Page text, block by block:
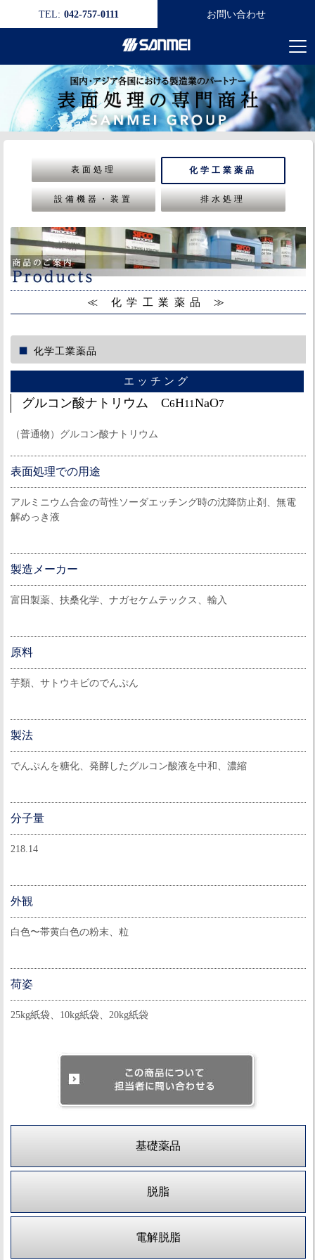
表面処理 化学工業薬品
設備機器・装置 排水処理
≪ 化学工業薬品 ≫
化学工業薬品
エッチング
グルコン酸ナトリウム C6H11 NaO7
（普通物）グルコン酸ナトリウム
表面処理での用途
アルミニウム合金の苛性ソーダエッチング時の沈降防止剤、無電
解めっき液
製造メーカー
富田製薬、扶桑化学、ナガセケムテックス、輸入
原料
芋類、サトウキビのでんぷん
製法
でんぷんを糖化、発酵したグルコン酸液を中和、濃縮
分子量
218.14
外観
白色〜帯黄白色の粉末、粒
荷姿
25kg紙袋、10kg紙袋、20kg紙袋
基礎薬品
脱脂
電解脱脂
TEL: 042-757-0111 お問い合わせ